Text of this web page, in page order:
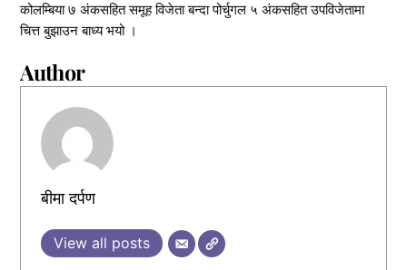
कोलम्बिया ७ अंकसहित समूह विजेता बन्दा पोर्चुगल ५ अंकसहित उपविजेतामा
चित्त बुझाउन बाध्य भयो ।
Author
बीमा दर्पण
View all posts